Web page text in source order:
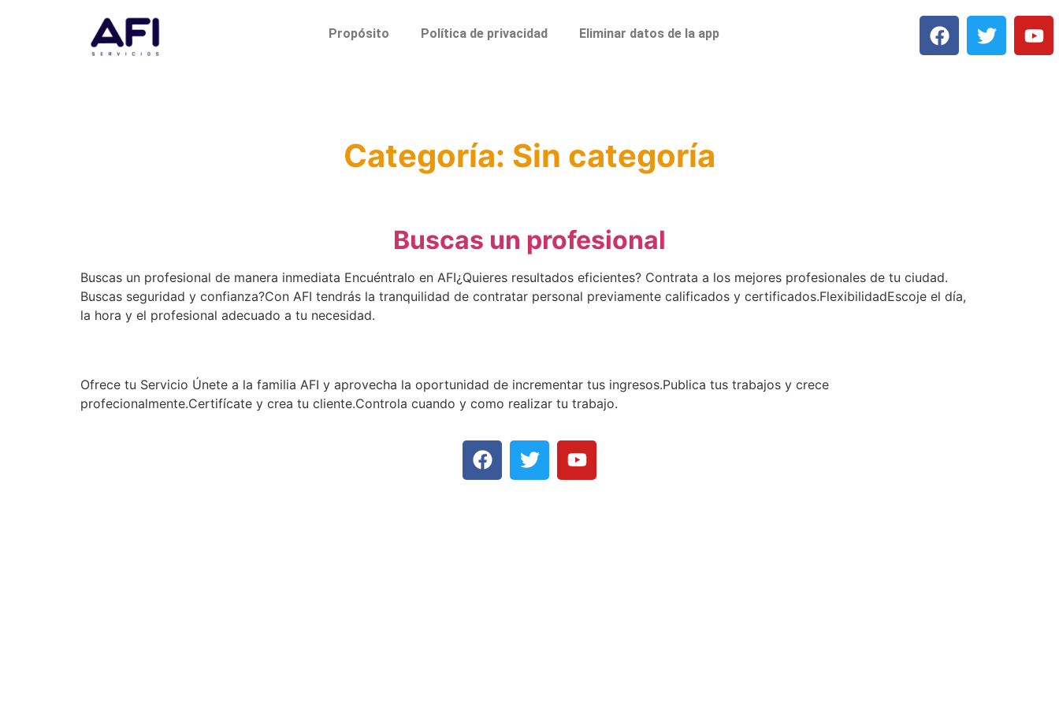
Propósito Política de privacidad Eliminar datos de la app
Categoría: Sin categoría
Buscas un profesional
Buscas un profesional de manera inmediata Encuéntralo en AFI¿Quieres resultados eficientes? Contrata a los mejores profesionales de tu ciudad.
Buscas seguridad y confianza?Con AFI tendrás la tranquilidad de contratar personal previamente calificados y certificados.FlexibilidadEscoje el día,
la hora y el profesional adecuado a tu necesidad.
Ofrece tu Servicio Únete a la familia AFI y aprovecha la oportunidad de incrementar tus ingresos.Publica tus trabajos y crece
profecionalmente.Certifícate y crea tu cliente.Controla cuando y como realizar tu trabajo.